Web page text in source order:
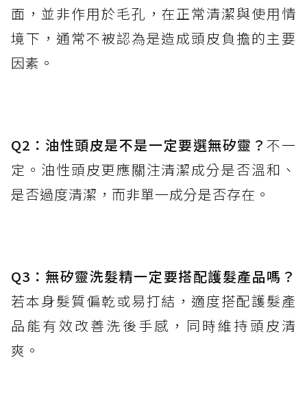
面，並非作用於毛孔，在正常清潔與使用情
境下，通常不被認為是造成頭皮負擔的主要
因素。
Q2：油性頭皮是不是一定要選無矽靈？不一
定。油性頭皮更應關注清潔成分是否溫和、
是否過度清潔，而非單一成分是否存在。
Q3：無矽靈洗髮精一定要搭配護髮產品嗎？
若本身髮質偏乾或易打結，適度搭配護髮產
品能有效改善洗後手感，同時維持頭皮清
爽。